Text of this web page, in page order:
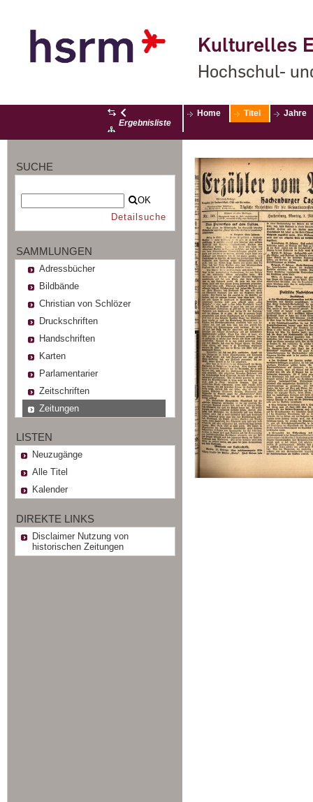
Kulturelles
Hochschul-
Ergebnisliste
Home Titel Jahre
SUCHE
OK
Detailsuche
SAMMLUNGEN
Adressbücher
Bildbände
Christian von Schlözer
Druckschriften
Handschriften
Karten
Parlamentarier
Zeitschriften
Zeitungen
LISTEN
Neuzugänge
Alle Titel
Kalender
DIREKTE LINKS
Disclaimer Nutzung von
historischen Zeitungen